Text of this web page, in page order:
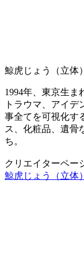
鯨虎じょう（立体）
1994年、東京生ま
トラウマ、アイ
事全てを可視化す
ス、化粧品、遺骨
ち。
クリエイターペー
鯨虎じょう（立体）